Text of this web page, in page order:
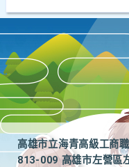
高雄市立海青高級工商
813-009 高雄市左營區